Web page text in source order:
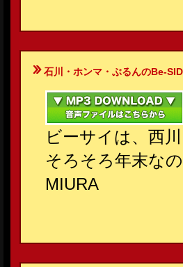
石川・ホンマ・ぶるんのBe-
ビーサイは、西
そろそろ年末な
MIURA